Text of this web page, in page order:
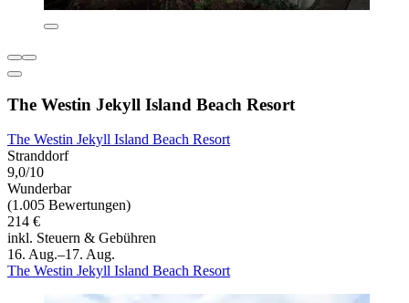
The Westin Jekyll Island Beach Resort
The Westin Jekyll Island Beach Resort
Stranddorf
9,0/10
Wunderbar
(1.005 Bewertungen)
214 €
inkl. Steuern & Gebühren
16. Aug.–17. Aug.
The Westin Jekyll Island Beach Resort